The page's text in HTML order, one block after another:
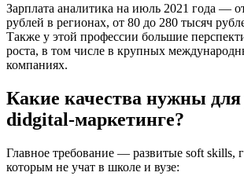
Зарплата аналитика на июль 2021 года —
рублей в регионах, от 80 до 280 тысяч
Также у этой профессии большие
роста, в том числе в крупных
компаниях.
Какие качества нужны
didgital-маркетинге?
Главное требование — развитые soft skills,
которым не учат в школе и вузе: